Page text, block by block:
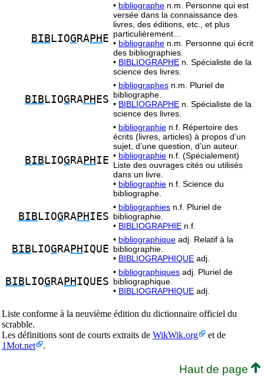
BIB LIOG RAPH E
• bibliographe n.m. Personne qui est
versée dans la connaissance des
livres, des éditions, etc., et plus
particulièrement…
• bibliographe n.m. Personne qui écrit
des bibliographies.
• BIBLIOGRAPHE n. Spécialiste de la
science des livres.
BIB LIOG RAPH ES
• bibliographes n.m. Pluriel de
bibliographe.
• BIBLIOGRAPHE n. Spécialiste de la
science des livres.
BIB LIOG RAPH IE
• bibliographie n.f. Répertoire des
écrits (livres, articles) à propos d’un
sujet, d’une question, d’un auteur.
• bibliographie n.f. (Spécialement)
Liste des ouvrages cités ou utilisés
dans un livre.
• bibliographie n.f. Science du
bibliographe.
BIB LIOG RAPH IES
• bibliographies n.f. Pluriel de
bibliographie.
• BIBLIOGRAPHIE n.f.
BIB LIOG RAPH IQUE
• bibliographique adj. Relatif à la
bibliographie.
• BIBLIOGRAPHIQUE adj.
BIB LIOG RAPH IQUES
• bibliographiques adj. Pluriel de
bibliographique.
• BIBLIOGRAPHIQUE adj.
Liste conforme à la neuvième édition du dictionnaire officiel du
scrabble.
Les définitions sont de courts extraits de WikWik.org
et de
1Mot.net
.
Haut de page